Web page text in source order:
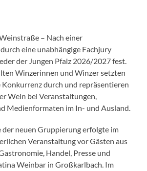
– Nach einer
eine unabhängige Fachjury
der Jungen Pfalz 2026/2027 fest.
Winzerinnen und Winzer setzten
Konkurrenz durch und repräsentieren
Wein bei Veranstaltungen,
Medienformaten im In- und Ausland.
der neuen Gruppierung erfolgte im
Veranstaltung vor Gästen aus
Handel, Presse und
Weinbar in Großkarlbach. Im